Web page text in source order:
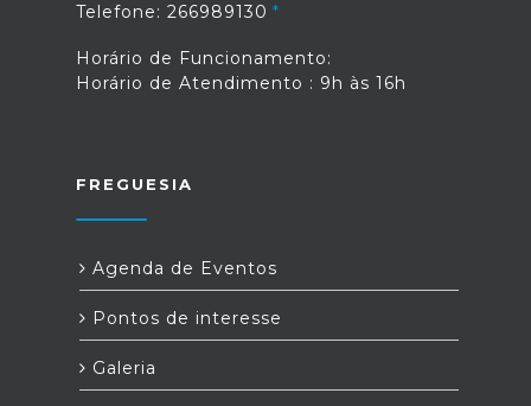
Telefone: 266989130
Horário de Funcionamento:
Horário de Atendimento : 9h às 16h
FREGUESIA
Agenda de Eventos
Pontos de interesse
Galeria